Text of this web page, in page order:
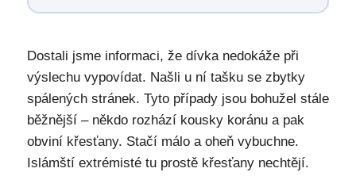
Dostali jsme informaci, že dívka nedokáže při
výslechu vypovídat. Našli u ní tašku se zbytky
spálených stránek. Tyto případy jsou bohužel stále
běžnější – někdo rozhází kousky koránu a pak
obviní křesťany. Stačí málo a oheň vybuchne.
Islámští extrémisté tu prostě křesťany nechtějí.